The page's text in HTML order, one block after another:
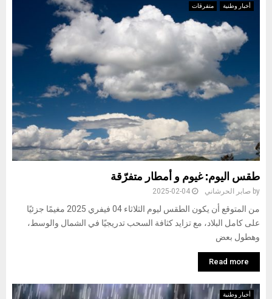
أخبار وطنية متفرقات
طقس اليوم: غيوم و أمطار متفرّقة
by صابر الحرشاني 2025-02-04
من المتوقع أن يكون الطقس ليوم الثلاثاء 04 فيفري 2025 مغيمًا جزئيًا
على كامل البلاد، مع تزايد كثافة السحب تدريجيًا في الشمال والوسط،
وهطول بعض
Read more
أخبار وطنية